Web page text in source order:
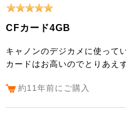
CFカード4GB
キャノンのデジカメに使って
カードはお高いのでとりあえ
約11年前にご購入